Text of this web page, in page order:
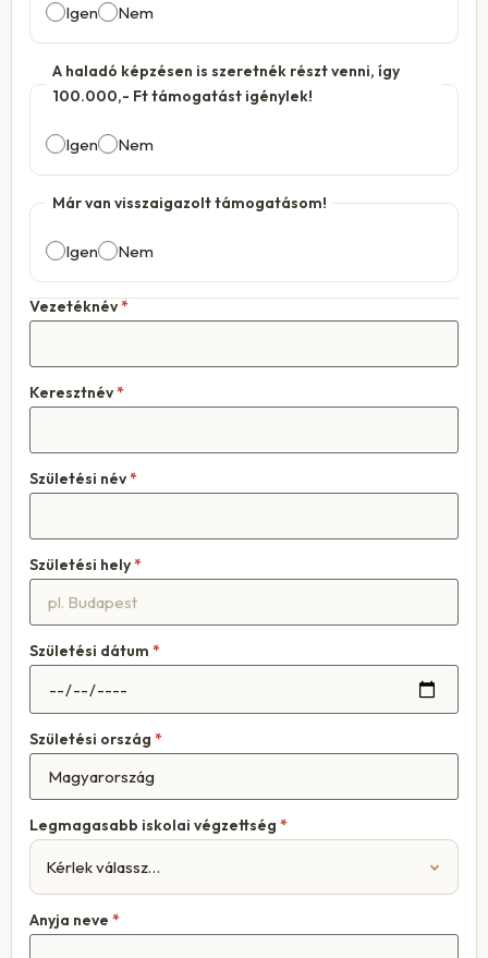
Igen Nem
A haladó képzésen is szeretnék részt venni, így
100.000,- Ft támogatást igénylek!
Igen Nem
Már van visszaigazolt támogatásom!
Igen Nem
Vezetéknév*
Keresztnév*
Születési név*
Születési hely*
Születési dátum *
Születési ország *
Legmagasabb iskolai végzettség *
Anyja neve *